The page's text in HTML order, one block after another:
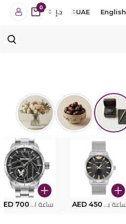
English
UAE د.إ
0
ساعة بوليس للرجال PEWJG0005002 AED 450 ساعة البوليس PEWJG2227302 700